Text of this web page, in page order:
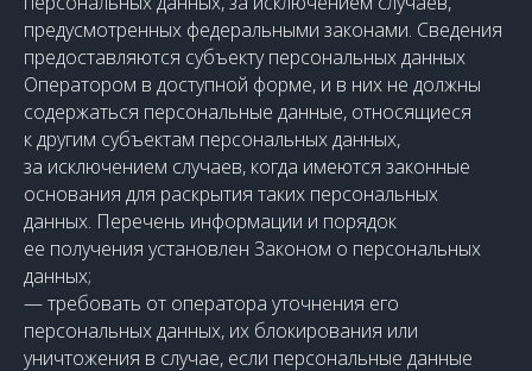
предусмотренных федеральными законами. Сведения
предоставляются субъекту персональных данных
Оператором в доступной форме, и в них не должны
содержаться персональные данные, относящиеся
к другим субъектам персональных данных,
за исключением случаев, когда имеются законные
основания для раскрытия таких персональных
данных. Перечень информации и порядок
ее получения установлен Законом о персональных
данных;
— требовать от оператора уточнения его
персональных данных, их блокирования или
уничтожения в случае, если персональные данные